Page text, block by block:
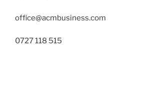
office@acmbusiness.com
0727 118 515